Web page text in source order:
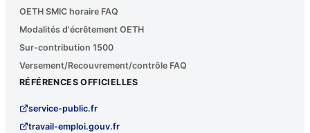
OETH SMIC horaire FAQ
Modalités d'écrêtement OETH
Sur-contribution 1500
Versement/Recouvrement/contrôle FAQ
RÉFÉRENCES OFFICIELLES
service-public.fr
travail-emploi.gouv.fr